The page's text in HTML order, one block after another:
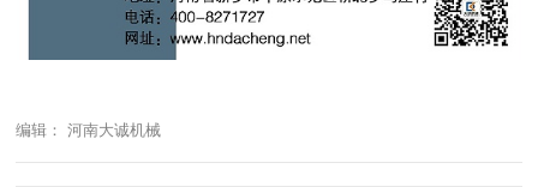
编辑： 河南大诚机械